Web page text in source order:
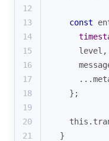
12
13
const
14
15
      level,
16
17
18
    };
19
20
this
21
  }